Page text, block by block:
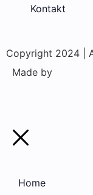
Kontakt
Copyright 2024 |
Made by
Home